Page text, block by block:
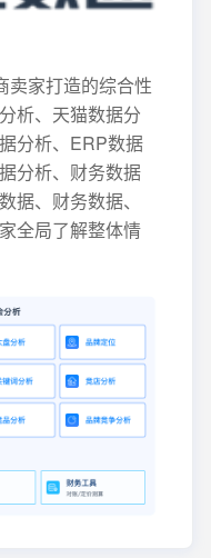
卖家打造的综合性
析、天猫数据分
分析、ERP数据
分析、财务数据
据、财务数据、
全局了解整体情